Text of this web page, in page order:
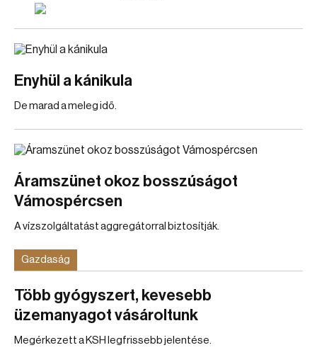
Enyhül a kánikula
De marad a meleg idő.
Áramszünet okoz bosszúságot
Vámospércsen
A vízszolgáltatást aggregátorral biztosítják.
Gazdaság
Több gyógyszert, kevesebb
üzemanyagot vásároltunk
Megérkezett a KSH legfrissebb jelentése.